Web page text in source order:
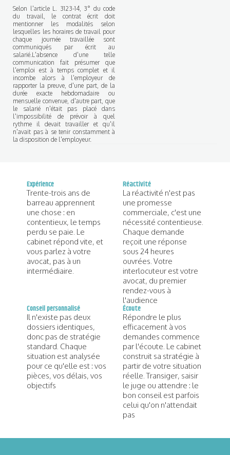
Selon l'article L. 3123-14, 3° du code
du travail, le contrat écrit doit
mentionner les modalités selon
lesquelles les horaires de travail pour
chaque journée travaillée sont
communiqués par écrit au
salarié.L'absence d'une telle
communication fait présumer que
l'emploi est à temps complet et il
incombe alors à l'employeur de
rapporter la preuve, d'une part, de la
durée exacte hebdomadaire ou
mensuelle convenue, d'autre part, que
le salarié n'était pas placé dans
l'impossibilité de prévoir à quel
rythme il devait travailler et qu'il
n'avait pas à se tenir constamment à
la disposition de l'employeur.
Expérience
Trente-trois ans de
barreau apprennent
une chose : en
contentieux, le temps
perdu se paie. Le
cabinet répond vite, et
vous parlez à votre
avocat, pas à un
intermédiaire.
Réactivité
La réactivité n'est pas
une promesse
commerciale, c'est une
nécessité contentieuse.
Chaque demande
reçoit une réponse
sous 24 heures
ouvrées. Votre
interlocuteur est votre
avocat, du premier
rendez-vous à
l'audience
Conseil personnalisé
Il n'existe pas deux
dossiers identiques,
donc pas de stratégie
standard. Chaque
situation est analysée
pour ce qu'elle est : vos
pièces, vos délais, vos
objectifs
Écoute
Répondre le plus
efficacement à vos
demandes commence
par l'écoute. Le cabinet
construit sa stratégie à
partir de votre situation
réelle. Transiger, saisir
le juge ou attendre : le
bon conseil est parfois
celui qu'on n'attendait
pas